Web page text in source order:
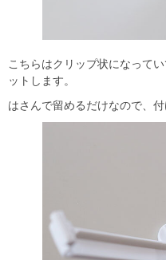
こちらはクリップ状になって
ットします。
はさんで留めるだけなので、